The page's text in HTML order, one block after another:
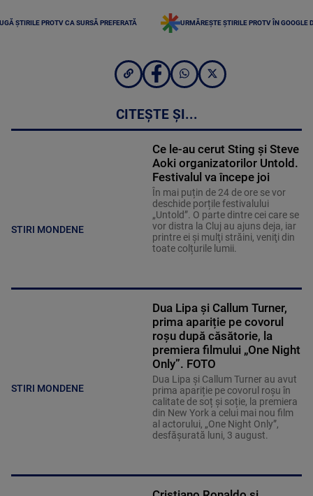
ȘTIRILE PROTV CA SURSĂ PREFERATĂ URMĂREȘTE ȘTIRILE PROTV ÎN GOOGLE
CITEȘTE ȘI...
STIRI MONDENE
Ce le-au cerut Sting și Steve
Aoki organizatorilor Untold.
Festivalul va începe joi
În mai puțin de 24 de ore se vor
deschide porțile festivalului
„Untold”. O parte dintre cei care se
vor distra la Cluj au ajuns deja, iar
printre ei și mulţi străini, veniţi din
toate colțurile lumii.
STIRI MONDENE
Dua Lipa și Callum Turner,
prima apariție pe covorul
roșu după căsătorie, la
premiera filmului „One Night
Only”. FOTO
Dua Lipa și Callum Turner au avut
prima apariție pe covorul roșu în
calitate de soț și soție, la premiera
din New York a celui mai nou film
al actorului, „One Night Only”,
desfășurată luni, 3 august.